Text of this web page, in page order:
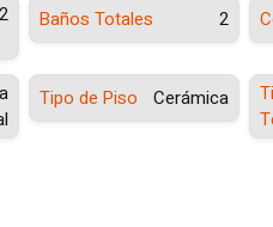
2
Baños Totales 2
Tipo de Piso Cerámica